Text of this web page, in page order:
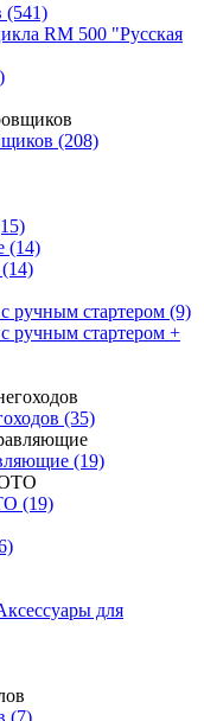
(541)
RM 500 "Русская
(208)
(14)
ручным стартером (9)
ручным стартером +
(35)
(19)
(19)
для
(7)